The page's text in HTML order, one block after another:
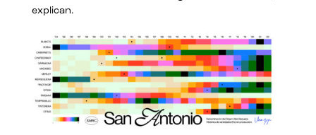
explican.